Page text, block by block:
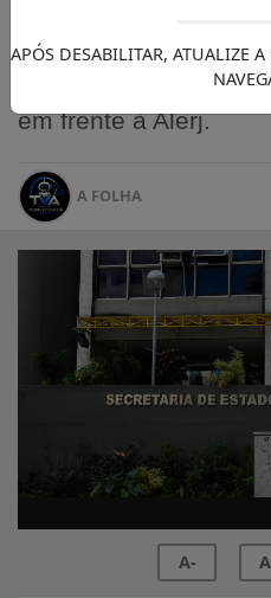
preparava para usar
uma manifestação
em frente à Alerj.
A FOLHA
A-
APÓS DESABILITAR, ATUALIZE